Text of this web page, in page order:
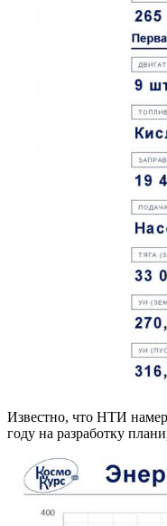
Известно, что НТИ
году на разработку